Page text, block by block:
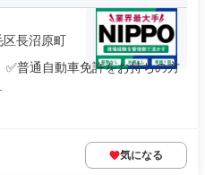
長沼原町
普通自動車免許をお持ちの方
気になる